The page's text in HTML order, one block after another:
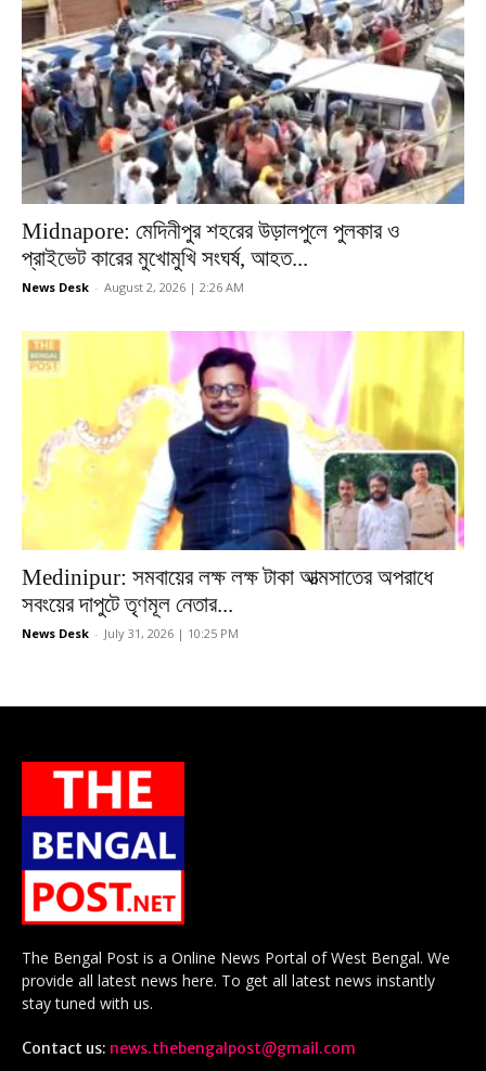
Midnapore: মেদিনীপুর শহরের উড়ালপুলে পুলকার ও
প্রাইভেট কারের মুখোমুখি সংঘর্ষ, আহত...
News Desk - August 2, 2026 | 2:26 AM
Medinipur: সমবায়ের লক্ষ লক্ষ টাকা আত্মসাতের অপরাধে
সবংয়ের দাপুটে তৃণমূল নেতার...
News Desk - July 31, 2026 | 10:25 PM
The Bengal Post is a Online News Portal of West Bengal. We
provide all latest news here. To get all latest news instantly
stay tuned with us.
Contact us: news.thebengalpost@gmail.com